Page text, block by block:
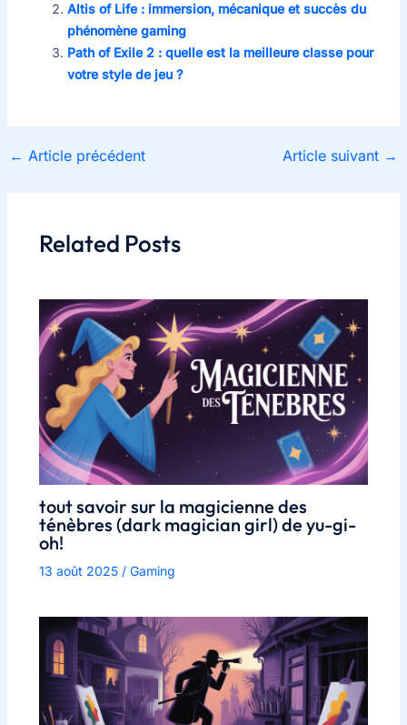
Altis of Life : immersion, mécanique et succès du
phénomène gaming
Path of Exile 2 : quelle est la meilleure classe pour
votre style de jeu ?
← Article précédent Article suivant →
Related Posts
tout savoir sur la magicienne des
ténèbres (dark magician girl) de yu-gi-
oh!
13 août 2025 / Gaming